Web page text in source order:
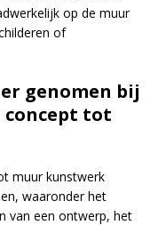
op de muur
of
genomen bij
concept tot
muur kunstwerk
waaronder het
van een ontwerp, het